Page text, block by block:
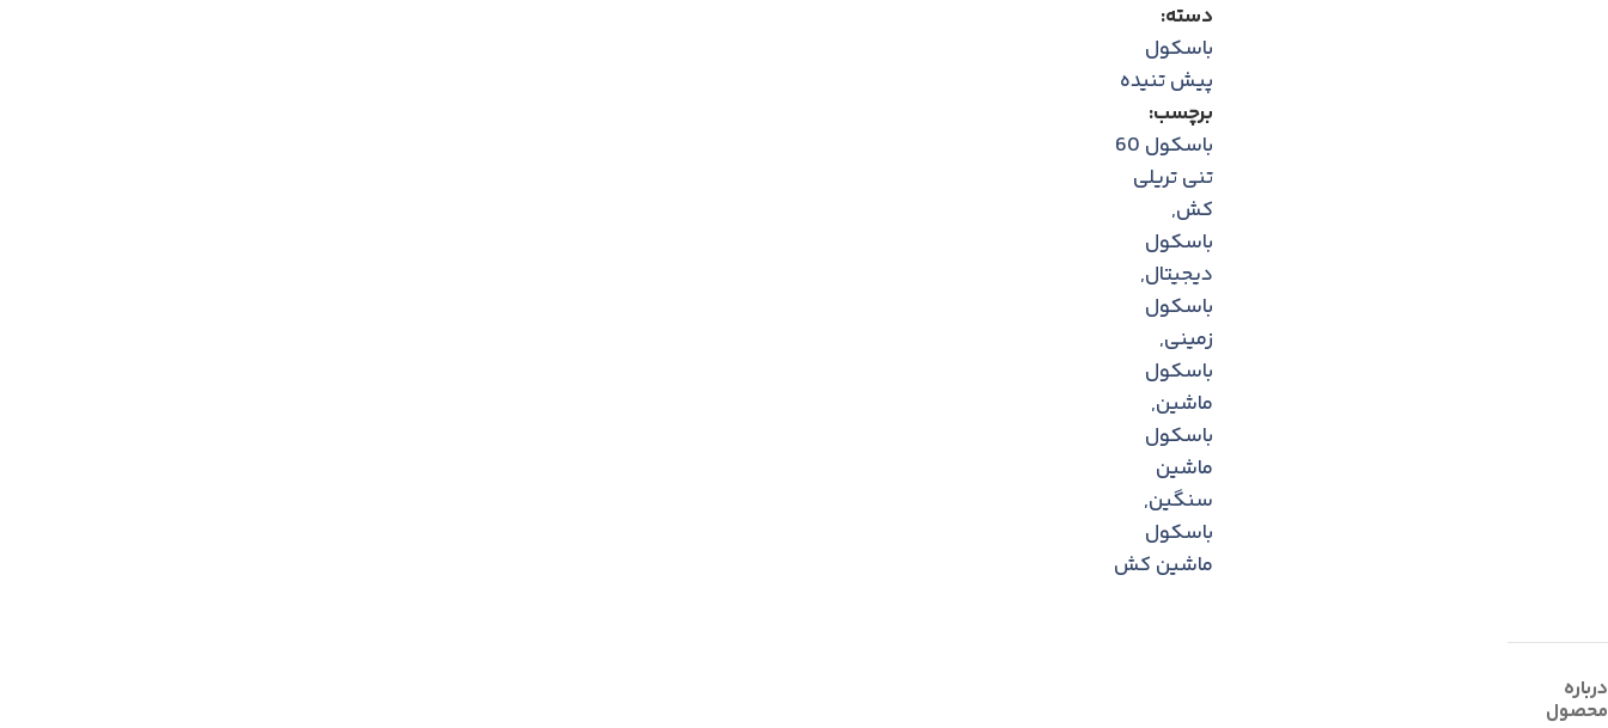
دسته:
باسکول
پیش تنیده
برچسب:
باسکول 60
تنی تریلی
کش,
باسکول
دیجیتال,
باسکول
زمینی,
باسکول
ماشین,
باسکول
ماشین
سنگین,
باسکول
ماشین کش
درباره
محصول